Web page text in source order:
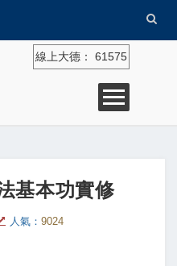
線上大德： 61575
基本功實修
人氣： 9024